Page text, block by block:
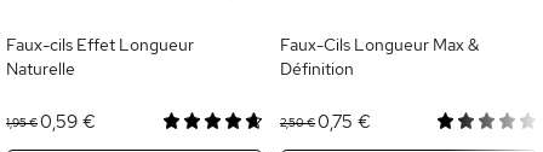
Faux-cils Effet Longueur
Naturelle
1,95 €0,59 €
Faux-Cils Longueur Max &
Définition
2,50 €0,75 €